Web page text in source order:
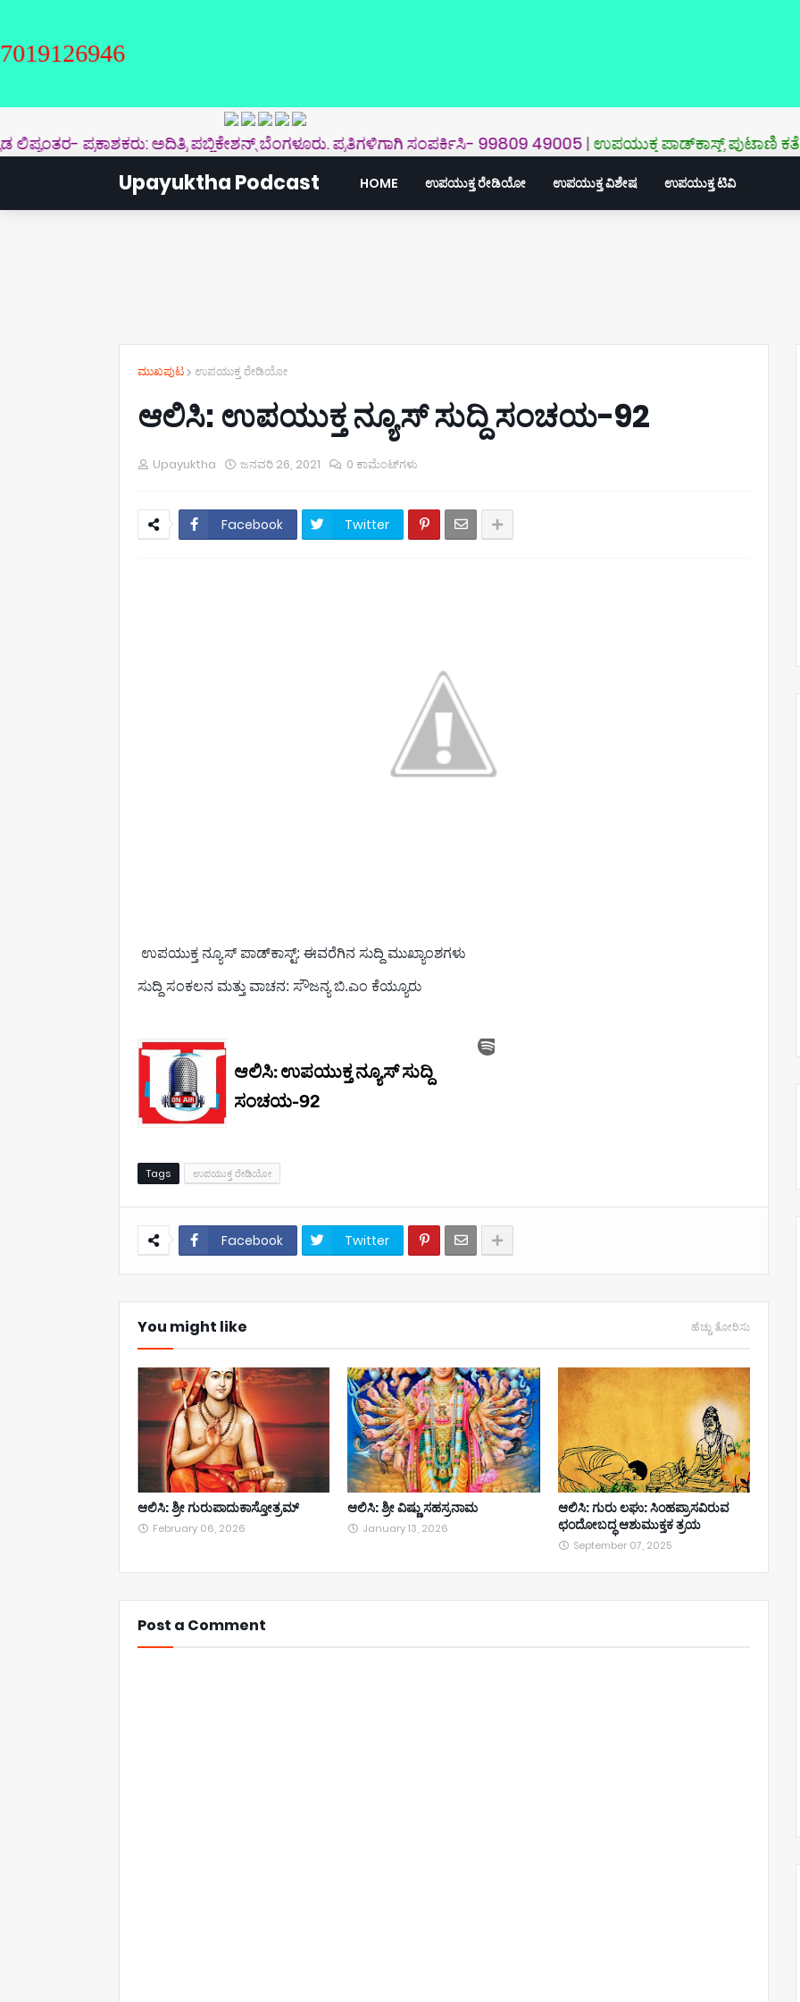
ಪ್ರಕಾಶಕರು: ಅದಿತ್ರಿ ಪಬ್ಲಿಕೇಶನ್ಸ್‌ ಬೆಂಗಳೂರು. ಪ್ರತಿಗಳಿಗಾಗಿ ಸಂಪರ್ಕಿಸಿ- 99809 49005|ಉಪಯುಕ್ತ ಪಾಡ್‌ಕಾಸ್ಟ್‌ ಪುಟಾಣಿ ಕತೆಗಳು|
Upayuktha Podcast HOME ಉಪಯುಕ್ತ ರೇಡಿಯೋ ಉಪಯುಕ್ತ ವಿಶೇಷ ಉಪಯುಕ್ತ ಟಿವಿ
ಮುಖಪುಟ ಉಪಯುಕ್ತ ರೇಡಿಯೋ
ಆಲಿಸಿ: ಉಪಯುಕ್ತ ನ್ಯೂಸ್ ಸುದ್ದಿ ಸಂಚಯ-92
Upayuktha ಜನವರಿ 26, 2021 0 ಕಾಮೆಂಟ್‌ಗಳು
Facebook Twitter
ಉಪಯುಕ್ತ ನ್ಯೂಸ್ ಪಾಡ್‌ಕಾಸ್ಟ್‌: ಈವರೆಗಿನ ಸುದ್ದಿ ಮುಖ್ಯಾಂಶಗಳು
ಸುದ್ದಿ ಸಂಕಲನ ಮತ್ತು ವಾಚನ: ಸೌಜನ್ಯ ಬಿ.ಎಂ ಕೆಯ್ಯೂರು
Tags ಉಪಯುಕ್ತ ರೇಡಿಯೋ
Facebook Twitter
You might like ಹೆಚ್ಚು ತೋರಿಸು
ಆಲಿಸಿ: ಶ್ರೀ ಗುರುಪಾದುಕಾಸ್ತೋತ್ರಮ್
February 06, 2026
ಆಲಿಸಿ: ಶ್ರೀ ವಿಷ್ಣು ಸಹಸ್ರನಾಮ
January 13, 2026
ಆಲಿಸಿ: ಗುರು ಲಘು: ಸಿಂಹಪ್ರಾಸವಿರುವ
ಛಂದೋಬದ್ಧ ಆಶುಮುಕ್ತಕ ತ್ರಯ
September 07, 2025
Post a Comment